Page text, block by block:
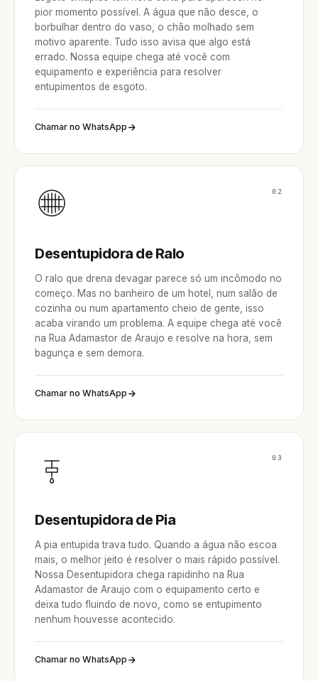
pior momento possível. A água que não desce, o
borbulhar dentro do vaso, o chão molhado sem
motivo aparente. Tudo isso avisa que algo está
errado. Nossa equipe chega até você com
equipamento e experiência para resolver
entupimentos de esgoto.
Chamar no WhatsApp
02
Desentupidora de Ralo
O ralo que drena devagar parece só um incômodo no
começo. Mas no banheiro de um hotel, num salão de
cozinha ou num apartamento cheio de gente, isso
acaba virando um problema. A equipe chega até você
na Rua Adamastor de Araujo e resolve na hora, sem
bagunça e sem demora.
Chamar no WhatsApp
03
Desentupidora de Pia
A pia entupida trava tudo. Quando a água não escoa
mais, o melhor jeito é resolver o mais rápido possível.
Nossa Desentupidora chega rapidinho na Rua
Adamastor de Araujo com o equipamento certo e
deixa tudo fluindo de novo, como se entupimento
nenhum houvesse acontecido.
Chamar no WhatsApp